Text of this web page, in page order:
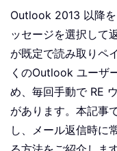
Outlook 2013 以降
ッセージを選択して
が既定で読み取りペ
くのOutlook ユーザ
め、毎回手動で RE
があります。本記事
し、メール返信時に